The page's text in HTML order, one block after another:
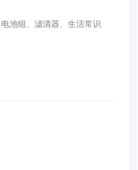
电池组 、 滤清器、 生活常识